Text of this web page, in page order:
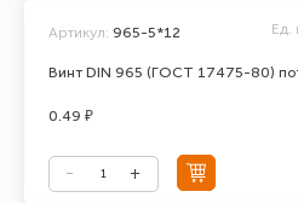
Винт DIN 965 (ГОСТ 17475-80)
Артикул: 965-5*12 Ед.
0.49 ₽